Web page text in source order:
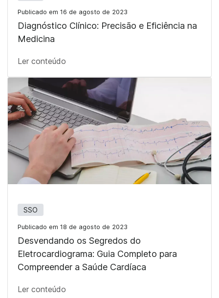
Publicado em 16 de agosto de 2023
Diagnóstico Clínico: Precisão e Eficiência na
Medicina
Ler conteúdo
SSO
Publicado em 18 de agosto de 2023
Desvendando os Segredos do
Eletrocardiograma: Guia Completo para
Compreender a Saúde Cardíaca
Ler conteúdo